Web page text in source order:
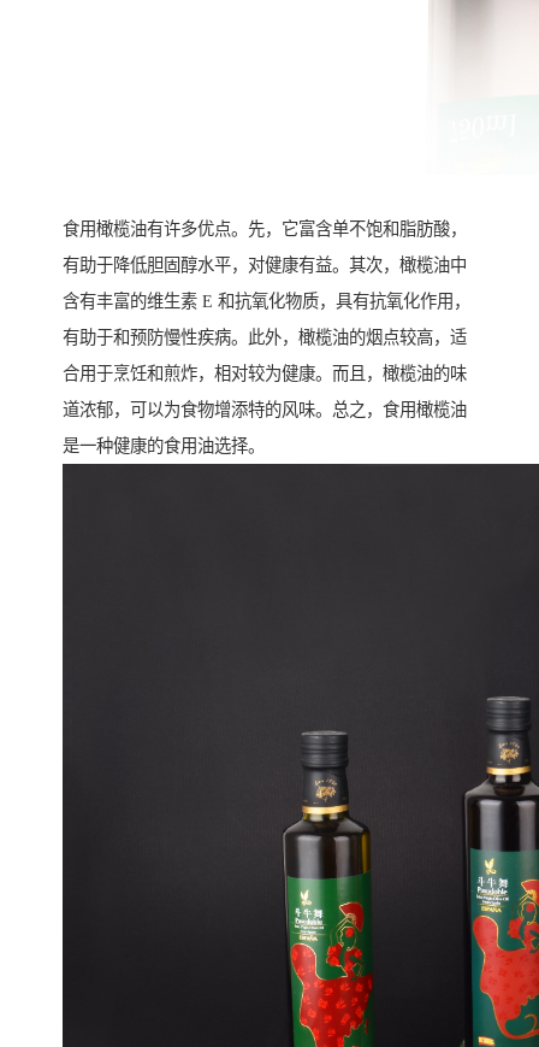
食用橄榄油有许多优点。先，它富含单不饱和脂肪酸，
有助于降低胆固醇水平，对健康有益。其次，橄榄油中
含有丰富的维生素 E 和抗氧化物质，具有抗氧化作用，
有助于和预防慢性疾病。此外，橄榄油的烟点较高，适
合用于烹饪和煎炸，相对较为健康。而且，橄榄油的味
道浓郁，可以为食物增添特的风味。总之，食用橄榄油
是一种健康的食用油选择。